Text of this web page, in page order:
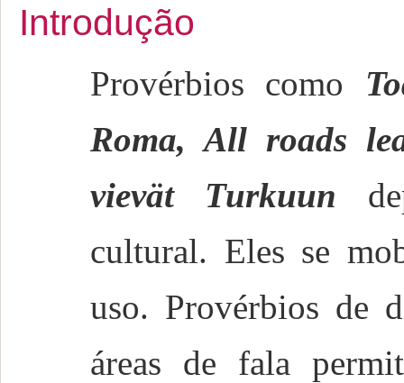
Introdução
Provérbios como
Roma, All roads
vievät Turkuun
cultural. Eles se
uso. Provérbios de
áreas de fala